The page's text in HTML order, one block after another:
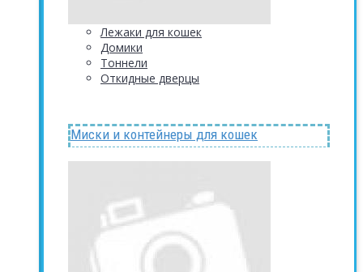
Лежаки для кошек
Домики
Тоннели
Откидные дверцы
Миски и контейнеры для кошек